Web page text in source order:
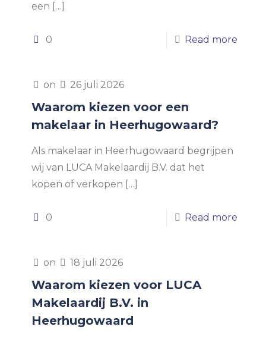
een […]
0 Read more
on 26 juli 2026
Waarom kiezen voor een
makelaar in Heerhugowaard?
Als makelaar in Heerhugowaard begrijpen
wij van LUCA Makelaardij B.V. dat het
kopen of verkopen […]
0 Read more
on 18 juli 2026
Waarom kiezen voor LUCA
Makelaardij B.V. in
Heerhugowaard